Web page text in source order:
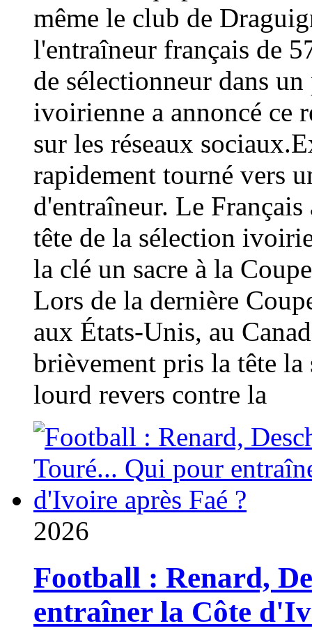
même le club de
l'entraîneur français de
de sélectionneur dans
ivoirienne a annoncé ce
sur les réseaux
rapidement tourné vers
d'entraîneur. Le
tête de la sélection
la clé un sacre à la
Lors de la dernière
aux États-Unis, au
brièvement pris la tête
lourd revers contre la
2026
Football : Renard,
entraîner la Côte